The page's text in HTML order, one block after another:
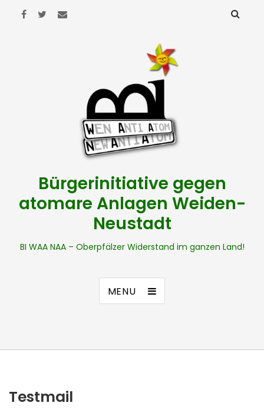
Bürgerinitiative gegen
atomare Anlagen Weiden-
Neustadt
BI WAA NAA – Oberpfälzer Widerstand im ganzen Land!
MENU
Testmail